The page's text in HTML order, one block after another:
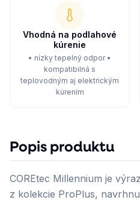
Vhodná na podlahové
kúrenie
• nízky tepelný odpor •
kompatibilná s
teplovodným aj elektrickým
kúrením
Popis produktu
COREtec Millennium je
z kolekcie ProPlus,